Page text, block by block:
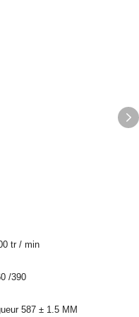
tr / min
/390
587 ± 1.5 MM